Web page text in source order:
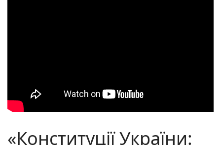
«Конституції України: